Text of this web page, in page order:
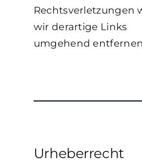
Rechtsverletzungen
wir derartige Links
umgehend
Urheberrecht